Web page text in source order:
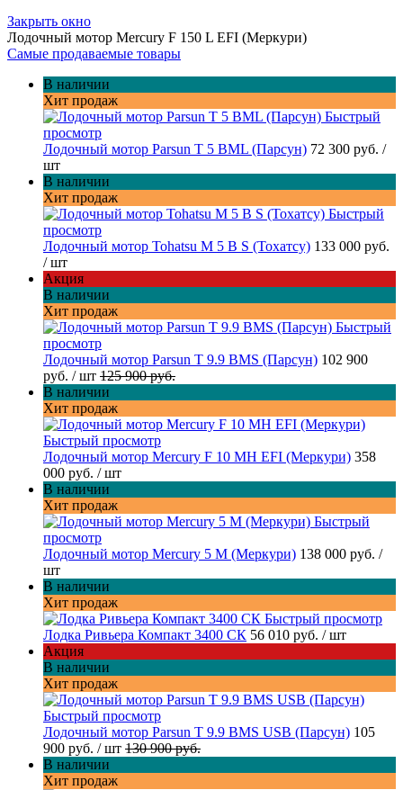
Закрыть окно
Лодочный мотор Mercury F 150 L EFI (Меркури)
Самые продаваемые товары
В наличии
Хит продаж
Быстрый
просмотр
Лодочный мотор Parsun T 5 BML (Парсун) 72 300 руб. /
шт
В наличии
Хит продаж
Быстрый
просмотр
Лодочный мотор Tohatsu M 5 B S (Тохатсу) 133 000 руб.
/ шт
Акция
В наличии
Хит продаж
Быстрый
просмотр
Лодочный мотор Parsun T 9.9 BMS (Парсун) 102 900
руб. / шт 125 900 руб.
В наличии
Хит продаж
Быстрый просмотр
Лодочный мотор Mercury F 10 MH EFI (Меркури) 358
000 руб. / шт
В наличии
Хит продаж
Быстрый
просмотр
Лодочный мотор Mercury 5 M (Меркури) 138 000 руб. /
шт
В наличии
Хит продаж
Быстрый просмотр
Лодка Ривьера Компакт 3400 СК 56 010 руб. / шт
Акция
В наличии
Хит продаж
Быстрый просмотр
Лодочный мотор Parsun T 9.9 BMS USB (Парсун) 105
900 руб. / шт 130 900 руб.
В наличии
Хит продаж